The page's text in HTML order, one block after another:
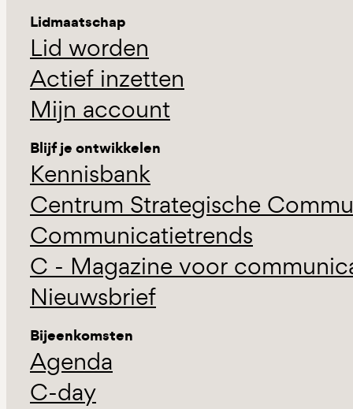
Lidmaatschap
Lid worden
Actief inzetten
Mijn account
Blijf je ontwikkelen
Kennisbank
Centrum Strategische
Communicatietrends
C - Magazine voor
Nieuwsbrief
Bijeenkomsten
Agenda
C-day